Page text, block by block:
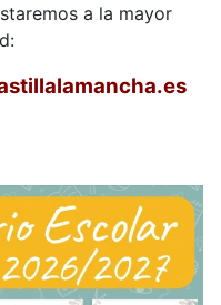
a la mayor